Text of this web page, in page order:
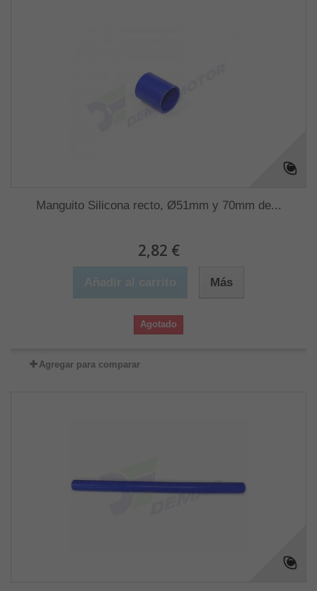
Manguito Silicona recto, Ø51mm y 70mm de...
2,82 €
Más
Agotado
Agregar para comparar